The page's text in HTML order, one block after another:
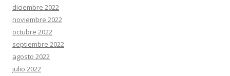
diciembre 2022
noviembre 2022
octubre 2022
septiembre 2022
agosto 2022
julio 2022